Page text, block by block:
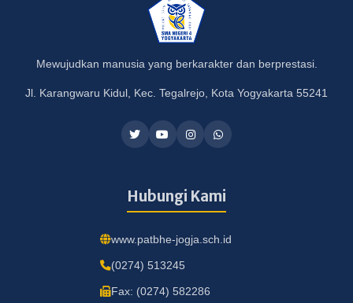
Mewujudkan manusia yang berkarakter dan berprestasi.
Jl. Karangwaru Kidul, Kec. Tegalrejo, Kota Yogyakarta 55241
Hubungi Kami
www.patbhe-jogja.sch.id
(0274) 513245
Fax: (0274) 582286